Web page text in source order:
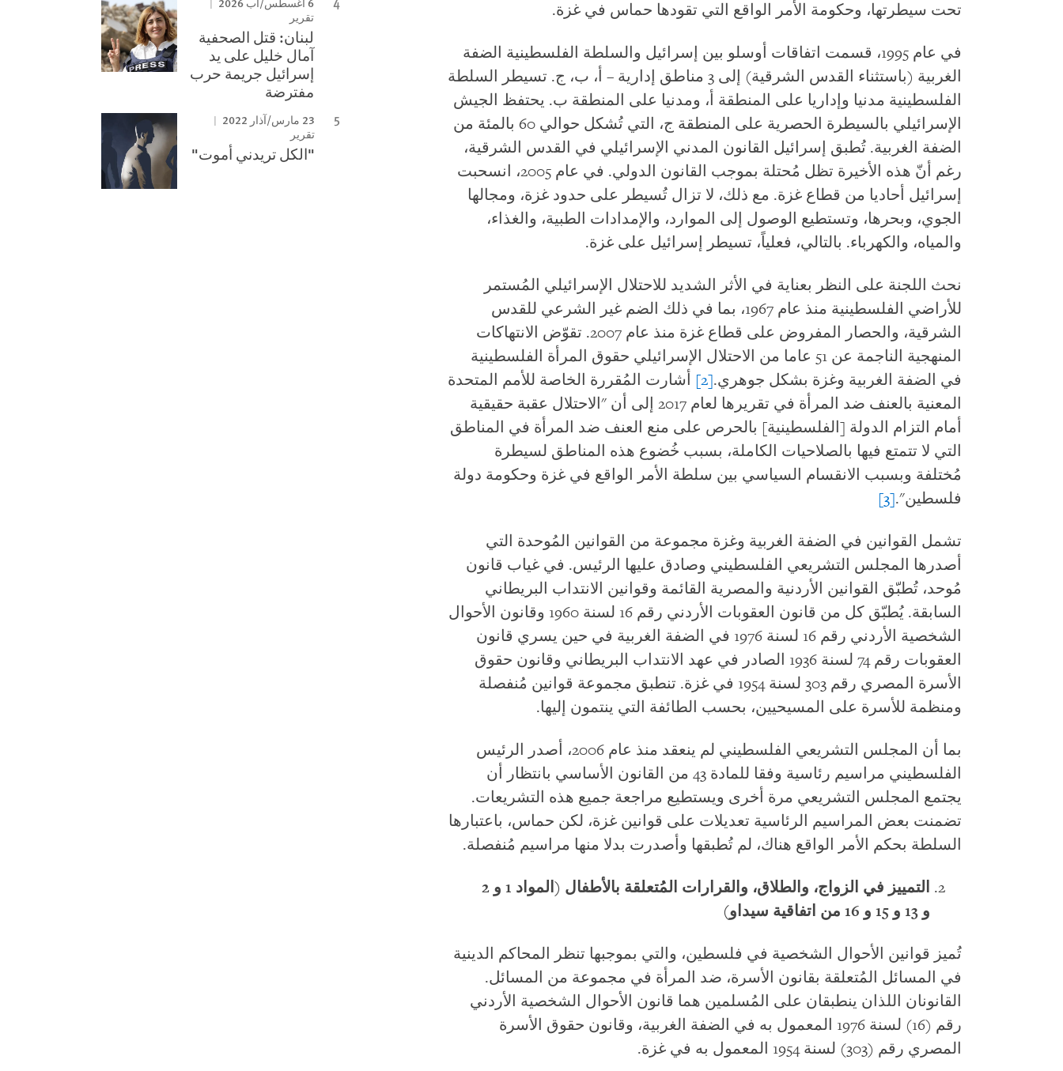
تحت سيطرتها، وحكومة الأمر الواقع التي تقودها حماس في غزة.
في عام 1995، قسمت اتفاقات أوسلو بين إسرائيل والسلطة الفلسطينية الضفة
الغربية (باستثناء القدس الشرقية) إلى 3 مناطق إدارية – أ، ب، ج. تسيطر السلطة
الفلسطينية مدنيا وإداريا على المنطقة أ، ومدنيا على المنطقة ب. يحتفظ الجيش
الإسرائيلي بالسيطرة الحصرية على المنطقة ج، التي تُشكل حوالي 60 بالمئة من
الضفة الغربية. تُطبق إسرائيل القانون المدني الإسرائيلي في القدس الشرقية،
رغم أنّ هذه الأخيرة تظل مُحتلة بموجب القانون الدولي. في عام 2005، انسحبت
إسرائيل أحاديا من قطاع غزة. مع ذلك، لا تزال تُسيطر على حدود غزة، ومجالها
الجوي، وبحرها، وتستطيع الوصول إلى الموارد، والإمدادات الطبية، والغذاء،
والمياه، والكهرباء. بالتالي، فعلياً، تسيطر إسرائيل على غزة.
نحث اللجنة على النظر بعناية في الأثر الشديد للاحتلال الإسرائيلي المُستمر
للأراضي الفلسطينية منذ عام 1967، بما في ذلك الضم غير الشرعي للقدس
الشرقية، والحصار المفروض على قطاع غزة منذ عام 2007. تقوّض الانتهاكات
المنهجية الناجمة عن 51 عاما من الاحتلال الإسرائيلي حقوق المرأة الفلسطينية
في الضفة الغربية وغزة بشكل جوهري.[2] أشارت المُقررة الخاصة للأمم المتحدة
المعنية بالعنف ضد المرأة في تقريرها لعام 2017 إلى أن "الاحتلال عقبة حقيقية
أمام التزام الدولة [الفلسطينية] بالحرص على منع العنف ضد المرأة في المناطق
التي لا تتمتع فيها بالصلاحيات الكاملة، بسبب خُضوع هذه المناطق لسيطرة
مُختلفة وبسبب الانقسام السياسي بين سلطة الأمر الواقع في غزة وحكومة دولة
فلسطين".[3]
تشمل القوانين في الضفة الغربية وغزة مجموعة من القوانين المُوحدة التي
أصدرها المجلس التشريعي الفلسطيني وصادق عليها الرئيس. في غياب قانون
مُوحد، تُطبّق القوانين الأردنية والمصرية القائمة وقوانين الانتداب البريطاني
السابقة. يُطبّق كل من قانون العقوبات الأردني رقم 16 لسنة 1960 وقانون الأحوال
الشخصية الأردني رقم 16 لسنة 1976 في الضفة الغربية في حين يسري قانون
العقوبات رقم 74 لسنة 1936 الصادر في عهد الانتداب البريطاني وقانون حقوق
الأسرة المصري رقم 303 لسنة 1954 في غزة. تنطبق مجموعة قوانين مُنفصلة
ومنظمة للأسرة على المسيحيين، بحسب الطائفة التي ينتمون إليها.
بما أن المجلس التشريعي الفلسطيني لم ينعقد منذ عام 2006، أصدر الرئيس
الفلسطيني مراسيم رئاسية وفقا للمادة 43 من القانون الأساسي بانتظار أن
يجتمع المجلس التشريعي مرة أخرى ويستطيع مراجعة جميع هذه التشريعات.
تضمنت بعض المراسيم الرئاسية تعديلات على قوانين غزة، لكن حماس، باعتبارها
السلطة بحكم الأمر الواقع هناك، لم تُطبقها وأصدرت بدلا منها مراسيم مُنفصلة.
التمييز في الزواج، والطلاق، والقرارات المُتعلقة بالأطفال (المواد 1 و 2
و 13 و 15 و 16 من اتفاقية سيداو)
تُميز قوانين الأحوال الشخصية في فلسطين، والتي بموجبها تنظر المحاكم الدينية
في المسائل المُتعلقة بقانون الأسرة، ضد المرأة في مجموعة من المسائل.
القانونان اللذان ينطبقان على المُسلمين هما قانون الأحوال الشخصية الأردني
رقم (16) لسنة 1976 المعمول به في الضفة الغربية، وقانون حقوق الأسرة
المصري رقم (303) لسنة 1954 المعمول به في غزة.
تقرير
لبنان: قتل الصحفية
آمال خليل على يد
إسرائيل جريمة حرب
مفترضة
23 مارس/آذار 2022
تقرير
"الكل تريدني أموت"